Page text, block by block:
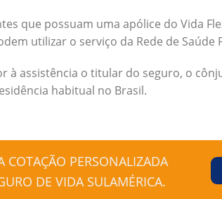
que possuam uma apólice do Vida
utilizar o serviço da Rede de Saúde
à assistência o titular do seguro, o
habitual no Brasil.
COTAÇÃO PERSONALIZADA
DE VIDA SULAMÉRICA.